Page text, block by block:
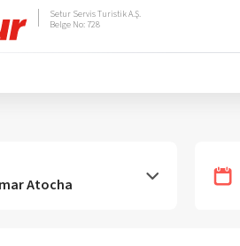
Setur Servis Turistik A.Ş.
Belge No: 728